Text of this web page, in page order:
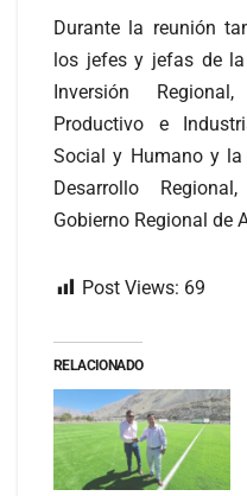
Durante la reunión
los jefes y jefas de
Inversión
Productivo e
Social y Humano y
Desarrollo
Gobierno Regional de
Post Views: 69
RELACIONADO